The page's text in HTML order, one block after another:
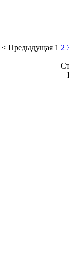
< Предыдущая 1 2